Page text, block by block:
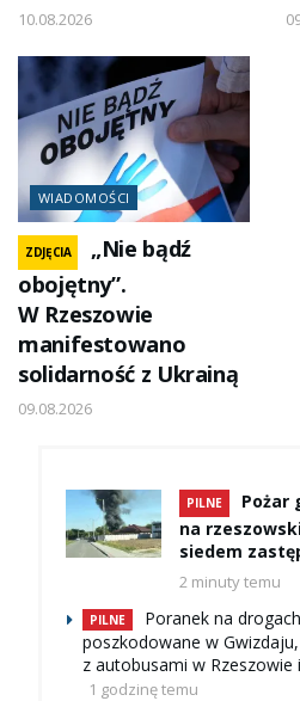
10.08.2026
WIADOMOŚCI
ZDJĘCIA
„Nie bądź
obojętny”.
W Rzeszowie
manifestowano
solidarność z Ukrainą
09.08.2026
PILNE
Pożar
na
siedem
2 minuty temu
PILNE
Poranek na
poszkodowane w
z autobusami w Rzeszowie
1 godzinę temu